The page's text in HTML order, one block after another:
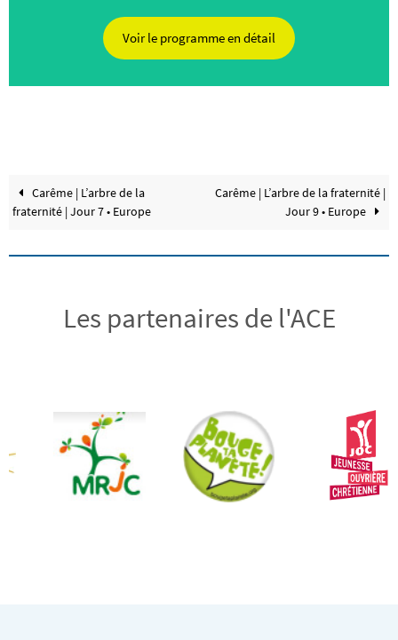
Voir le programme en détail
Carême | L’arbre de la
fraternité | Jour 7 • Europe
Carême | L’arbre de la fraternité |
Jour 9 • Europe
Les partenaires de l'ACE